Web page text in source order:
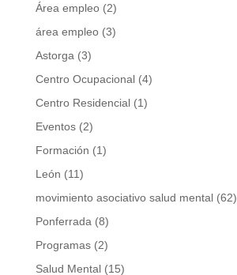
Área empleo(2)
área empleo(3)
Astorga (3)
Centro Ocupacional(4)
Centro Residencial(1)
Eventos(2)
Formación (1)
León (11)
movimiento asociativo salud mental(62)
Ponferrada (8)
Programas(2)
Salud Mental(15)